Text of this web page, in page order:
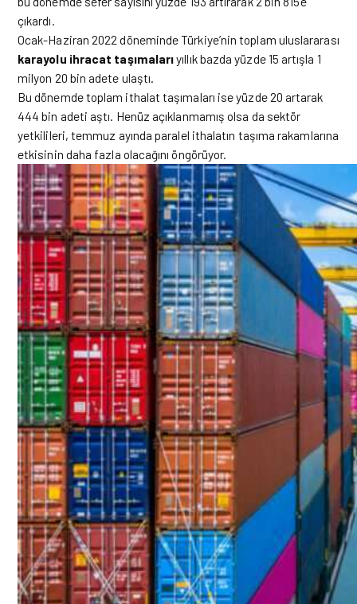
çıkardı.
Ocak-Haziran 2022 döneminde Türkiye’nin toplam uluslararası
karayolu ihracat taşımalarıyıllık bazda yüzde 15 artışla 1
milyon 20 bin adete ulaştı.
Bu dönemde toplam ithalat taşımaları ise yüzde 20 artarak
444 bin adeti aştı. Henüz açıklanmamış olsa da sektör
yetkilileri, temmuz ayında paralel ithalatın taşıma rakamlarına
etkisinin daha fazla olacağını öngörüyor.